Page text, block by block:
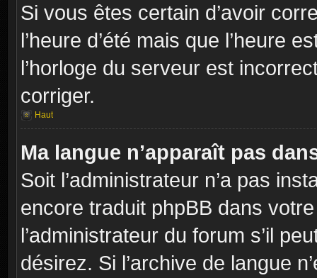
Si vous êtes certain d’avoir
l’heure d’été mais que l’heure
l’horloge du serveur est
corriger.
Haut
Ma langue n’apparaît pas
Soit l’administrateur n’a pas
encore traduit phpBB dans
l’administrateur du forum s’il
désirez. Si l’archive de langue